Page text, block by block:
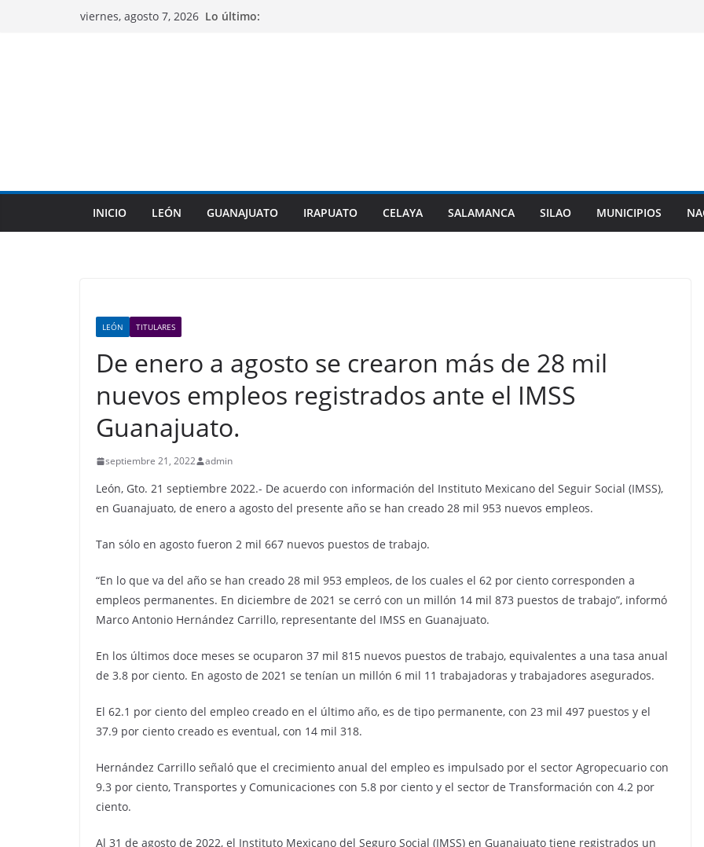
viernes, agosto 7, 2026 Lo último:
INICIO LEÓN GUANAJUATO IRAPUATO CELAYA SALAMANCA SILAO MUNICIPIOS
LEÓN TITULARES
De enero a agosto se crearon más de 28 mil
nuevos empleos registrados ante el IMSS
Guanajuato.
septiembre 21, 2022 admin
León, Gto. 21 septiembre 2022.- De acuerdo con información del Instituto Mexicano del Seguir Social (IMSS),
en Guanajuato, de enero a agosto del presente año se han creado 28 mil 953 nuevos empleos.
Tan sólo en agosto fueron 2 mil 667 nuevos puestos de trabajo.
“En lo que va del año se han creado 28 mil 953 empleos, de los cuales el 62 por ciento corresponden a
empleos permanentes. En diciembre de 2021 se cerró con un millón 14 mil 873 puestos de trabajo”, informó
Marco Antonio Hernández Carrillo, representante del IMSS en Guanajuato.
En los últimos doce meses se ocuparon 37 mil 815 nuevos puestos de trabajo, equivalentes a una tasa anual
de 3.8 por ciento. En agosto de 2021 se tenían un millón 6 mil 11 trabajadoras y trabajadores asegurados.
El 62.1 por ciento del empleo creado en el último año, es de tipo permanente, con 23 mil 497 puestos y el
37.9 por ciento creado es eventual, con 14 mil 318.
Hernández Carrillo señaló que el crecimiento anual del empleo es impulsado por el sector Agropecuario con
9.3 por ciento, Transportes y Comunicaciones con 5.8 por ciento y el sector de Transformación con 4.2 por
ciento.
Al 31 de agosto de 2022, el Instituto Mexicano del Seguro Social (IMSS) en Guanajuato tiene registrados un